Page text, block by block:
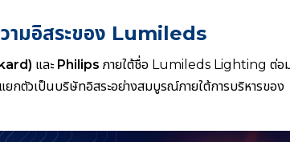
ามอิสระของ Lumileds
และ Philips ภายใต้ชื่อ Lumileds Lighting ต่อ
วเป็นบริษัทอิสระอย่างสมบูรณ์ภายใต้การบริหารของ